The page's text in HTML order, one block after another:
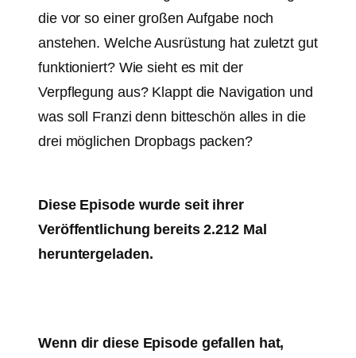
die vor so einer großen Aufgabe noch
anstehen. Welche Ausrüstung hat zuletzt gut
funktioniert? Wie sieht es mit der
Verpflegung aus? Klappt die Navigation und
was soll Franzi denn bitteschön alles in die
drei möglichen Dropbags packen?
Diese Episode wurde seit ihrer
Veröffentlichung bereits 2.212 Mal
heruntergeladen.
Wenn dir diese Episode gefallen hat,